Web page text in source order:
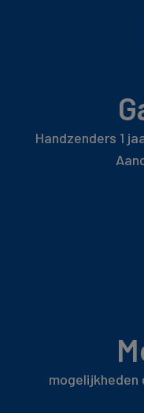
Handzenders 1
mogelijkheden